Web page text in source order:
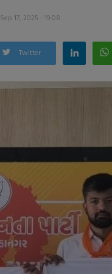
Sep 17, 2025 - 19:08
Twitter